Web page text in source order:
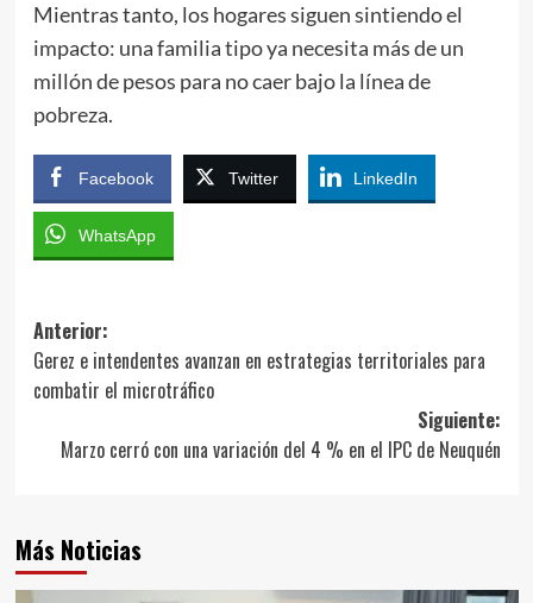
Mientras tanto, los hogares siguen sintiendo el
impacto: una familia tipo ya necesita más de un
millón de pesos para no caer bajo la línea de
pobreza.
Facebook Twitter LinkedIn
WhatsApp
Navegación
de
entradas
Anterior:
Gerez e intendentes avanzan en estrategias territoriales para
combatir el microtráfico
Siguiente:
Marzo cerró con una variación del 4 % en el IPC de Neuquén
Más Noticias